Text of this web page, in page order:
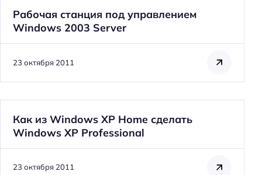
Рабочая станция под управлением
Windows 2003 Server
23 октября 2011
Как из Windows XP Home сделать
Windows XP Professional
23 октября 2011